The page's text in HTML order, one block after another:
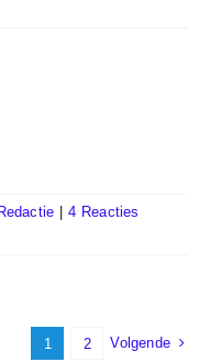
Redactie
4 Reacties
1 2 Volgende